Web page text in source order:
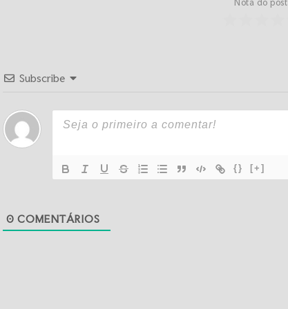
Nota do post
Subscribe
{} [+]
0 COMENTÁRIOS